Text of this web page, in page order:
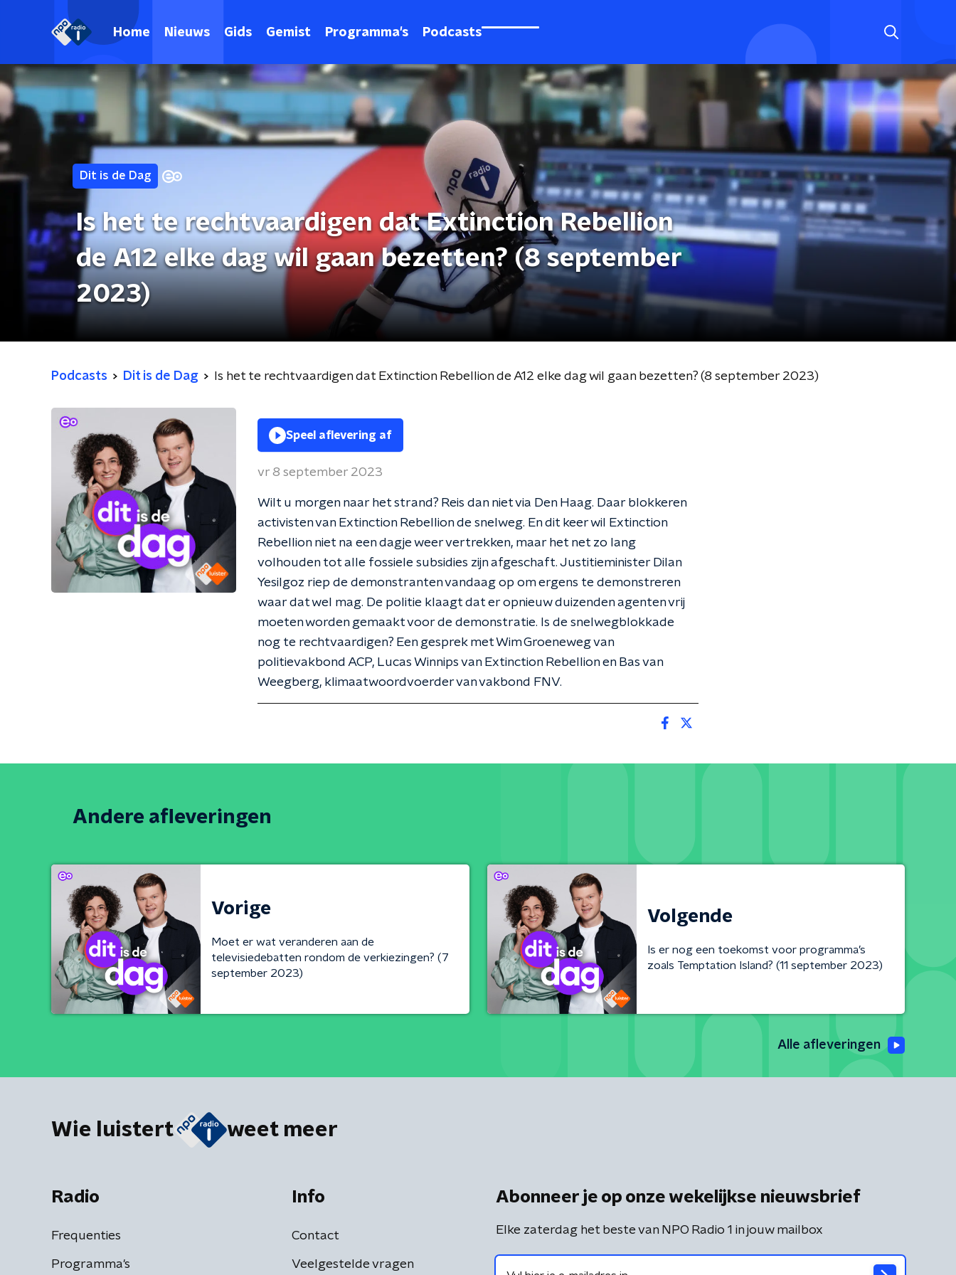
Home Nieuws Gids Gemist Programma's Podcasts
Dit is de Dag
Is het te rechtvaardigen dat Extinction Rebellion
de A12 elke dag wil gaan bezetten? (8 september
2023)
Podcasts Dit is de Dag Is het te rechtvaardigen dat Extinction Rebellion de A12 elke dag wil gaan bezetten? (8 september 2023)
Speel aflevering af
vr 8 september 2023
Wilt u morgen naar het strand? Reis dan niet via Den Haag. Daar blokkeren
activisten van Extinction Rebellion de snelweg. En dit keer wil Extinction
Rebellion niet na een dagje weer vertrekken, maar het net zo lang
volhouden tot alle fossiele subsidies zijn afgeschaft. Justitieminister Dilan
Yesilgoz riep de demonstranten vandaag op om ergens te demonstreren
waar dat wel mag. De politie klaagt dat er opnieuw duizenden agenten vrij
moeten worden gemaakt voor de demonstratie. Is de snelwegblokkade
nog te rechtvaardigen? Een gesprek met Wim Groeneweg van
politievakbond ACP, Lucas Winnips van Extinction Rebellion en Bas van
Weegberg, klimaatwoordvoerder van vakbond FNV.
Andere afleveringen
Vorige
Moet er wat veranderen aan de
televisiedebatten rondom de verkiezingen? (7
september 2023)
Volgende
Is er nog een toekomst voor programma’s
zoals Temptation Island? (11 september 2023)
Alle afleveringen
Wie luistert weet meer
Radio
Frequenties
Programma's
Info
Contact
Veelgestelde vragen
Abonneer je op onze wekelijkse nieuwsbrief
Elke zaterdag het beste van NPO Radio 1 in jouw mailbox